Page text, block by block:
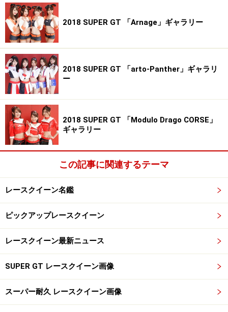
いて
※記事内容は執筆時点のものです。最新の内容をご確認くださ
2018 SUPER GT 「Arnage」ギャラリー
2018 SUPER GT 「arto-Panther」ギャラリ
ー
2018 SUPER GT 「Modulo Drago CORSE」
ギャラリー
この記事に関連するテーマ
レースクイーン名鑑
ピックアップレースクイーン
レースクイーン最新ニュース
SUPER GT レースクイーン画像
スーパー耐久 レースクイーン画像